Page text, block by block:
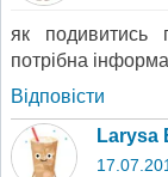
як подивитись
потрібна
Відповіcти
Larysa